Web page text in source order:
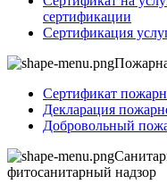
сертификации
Сертификация
Сертификат
Декларация
Добровольный
фитосанитарный надзор